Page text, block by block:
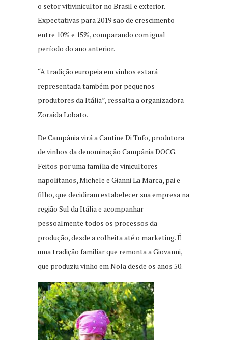
o setor vitivinicultor no Brasil e exterior.
Expectativas para 2019 são de crescimento
entre 10% e 15%, comparando com igual
período do ano anterior.
“A tradição europeia em vinhos estará
representada também por pequenos
produtores da Itália”, ressalta a organizadora
Zoraida Lobato.
De Campânia virá a Cantine Di Tufo, produtora
de vinhos da denominação Campânia DOCG.
Feitos por uma família de vinicultores
napolitanos, Michele e Gianni La Marca, pai e
filho, que decidiram estabelecer sua empresa na
região Sul da Itália e acompanhar
pessoalmente todos os processos da
produção, desde a colheita até o marketing. É
uma tradição familiar que remonta a Giovanni,
que produziu vinho em Nola desde os anos 50.